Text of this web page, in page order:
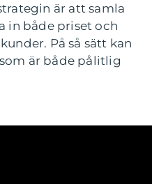
är att samla
in både priset och
På så sätt kan
är både pålitlig